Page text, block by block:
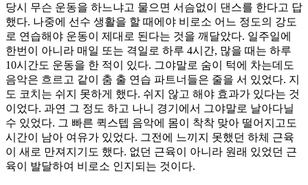
당시 무슨 운동을 하느냐고 물으면 서슴없이 댄스를 한다고 답
했다. 나중에 선수 생활을 할 때에야 비로소 어느 정도의 강도
로 연습해야 운동이 제대로 된다는 것을 깨달았다. 일주일에
한번이 아니라 매일 또는 격일로 하루 4시간, 많을 때는 하루
10시간도 운동을 한 적이 있다. 그야말로 숨이 턱에 차는데도
음악은 흐르고 같이 춤 출 연습 파트너들은 줄을 서 있었다. 지
도 코치는 쉬지 못하게 했다. 쉬지 않고 해야 효과가 있다는 것
이었다. 과연 그 정도 하고 나니 경기에서 그야말로 날아다닐
수 있었다. 그 빠른 퀵스텝 음악에 몸이 착착 맞아 떨어지고도
시간이 남아 여유가 있었다. 그전에 느끼지 못했던 하체 근육
이 새로 만져지기도 했다. 없던 근육이 아니라 원래 있었던 근
육이 발달하여 비로소 인지되는 것이다.